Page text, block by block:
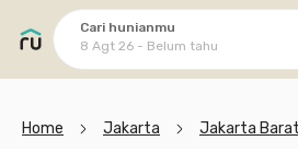
Cari hunianmu
8 Agt 26 - Belum tahu
Home Jakarta Jakarta Barat